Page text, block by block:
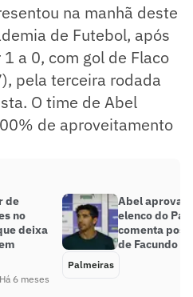
na manhã deste
de Futebol, após
a 0, com gol de Flaco
pela terceira rodada
O time de Abel
de aproveitamento
de
no
deixa
Há 6 meses
Abel aprova
elenco do
comenta
de Facundo
Palmeiras